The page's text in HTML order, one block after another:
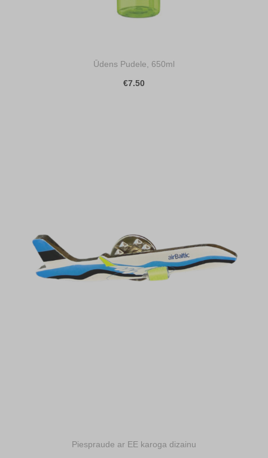
Ūdens Pudele, 650ml
€7.50
Piespraude ar EE karoga dizainu